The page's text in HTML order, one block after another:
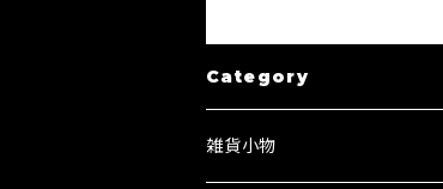
Category
雑貨小物